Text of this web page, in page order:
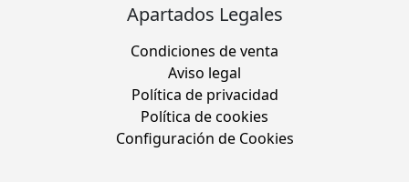
Apartados Legales
Condiciones de venta
Aviso legal
Política de privacidad
Política de cookies
Configuración de Cookies